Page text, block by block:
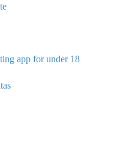
app for under 18